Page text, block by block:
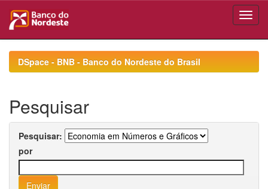
navigationDSpace - BNB - Banco do Nordeste do Brasil
Pesquisar
Pesquisar:
por